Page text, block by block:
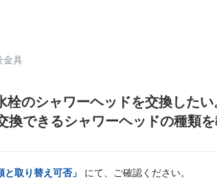
金具
のシャワーヘッドを交換したい
換できるシャワーヘッドの種類
と取り替え可否」
にて、ご確認ください。